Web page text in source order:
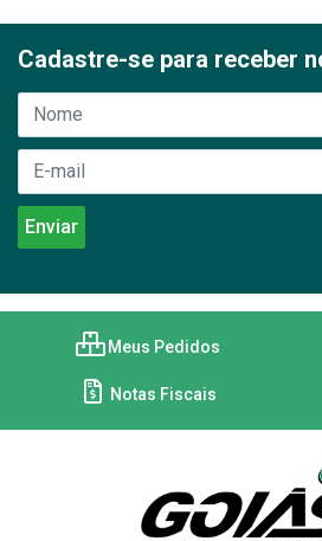
Cadastre-se para receber
Meus Pedidos
Notas Fiscais